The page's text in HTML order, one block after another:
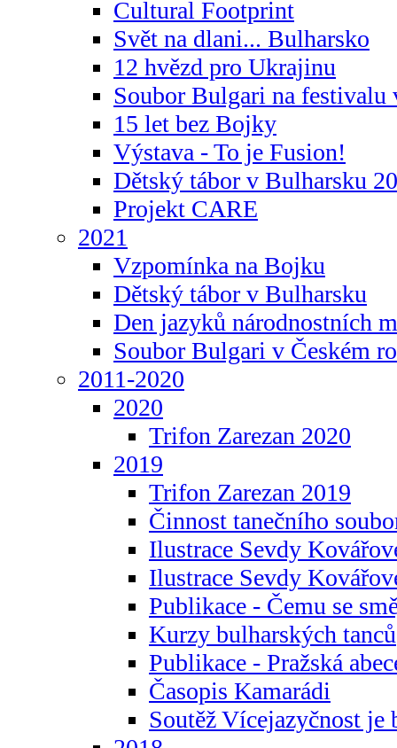
Cultural Footprint
Svět na dlani... Bulharsko
12 hvězd pro Ukrajinu
Soubor Bulgari na festivalu
15 let bez Bojky
Výstava - To je Fusion!
Dětský tábor v Bulharsku
Projekt CARE
2021
Vzpomínka na Bojku
Dětský tábor v Bulharsku
Den jazyků národnostních
Soubor Bulgari v Českém
2011-2020
2020
Trifon Zarezan 2020
2019
Trifon Zarezan 2019
Činnost tanečního
Ilustrace Sevdy
Ilustrace Sevdy
Publikace - Čemu se
Kurzy bulharských tanců
Publikace - Pražská
Časopis Kamarádi
Soutěž Vícejazyčnost je